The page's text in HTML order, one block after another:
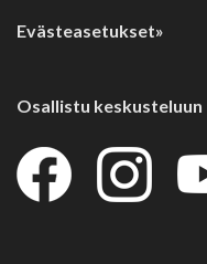
Evästeasetukset»
Osallistu keskusteluun